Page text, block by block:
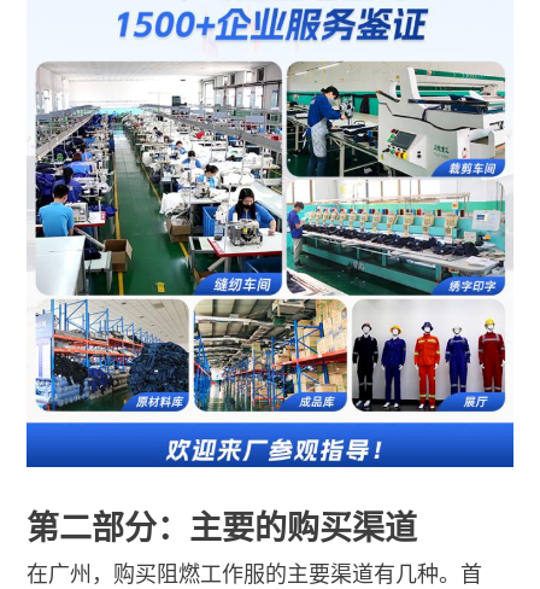
第二部分：主要的购买渠道
在广州，购买阻燃工作服的主要渠道有几种。首